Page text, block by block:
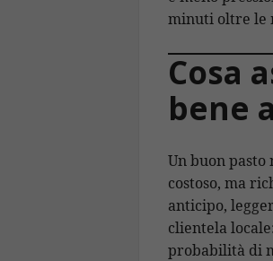
minuti oltre le
Cosa
bene
Un buon pasto
costoso, ma
anticipo,
clientela
probabilità di